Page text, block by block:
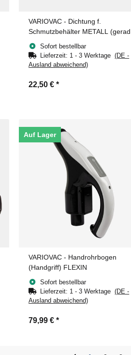
VARIOVAC - Dichtung f.
Schmutzbehälter METALL (gerade
Kante) groß
Sofort bestellbar
Lieferzeit: 1 - 3 Werktage(DE -
Ausland abweichend)
22,50 € *
Auf Lager
VARIOVAC - Handrohrbogen
(Handgriff) FLEXIN
Sofort bestellbar
Lieferzeit: 1 - 3 Werktage(DE -
Ausland abweichend)
79,99 € *